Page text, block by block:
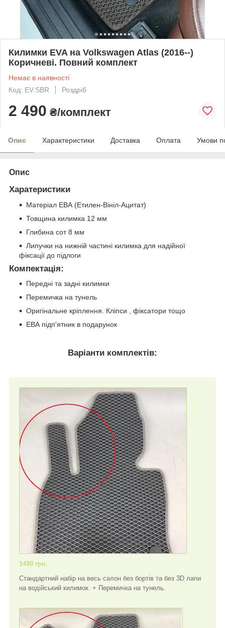
Килимки EVA на Volkswagen Atlas (2016--)
Коричневі. Повний комплект
Немає в наявності
Код: EV.SBR
Роздріб
2 490 ₴/комплект
Опис Характеристики Доставка Оплата Умови
Опис
Харатеристики
Матеріал ЕВА (Етилен-Вініл-Ацитат)
Товщина килимка 12 мм
Глибина сот 8 мм
Липучки на нижній частині килимка для надійної
фіксації до підлоги
Компектація:
Передні та задні килимки
Перемичка на тунель
Оригінальне кріплення. Кліпси , фіксатори тощо
ЕВА підп'ятник в подарунок
Варіанти комплектів:
1490 грн.
Стандартний набір на весь салон без бортів та без 3D лапи
на водійський килимок. + Перемичка на тунель.